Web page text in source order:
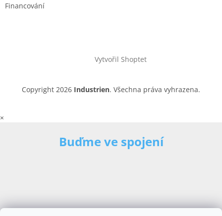
Financování
Vytvořil Shoptet
Copyright 2026 Industrien. Všechna práva vyhrazena.
×
Buďme ve spojení